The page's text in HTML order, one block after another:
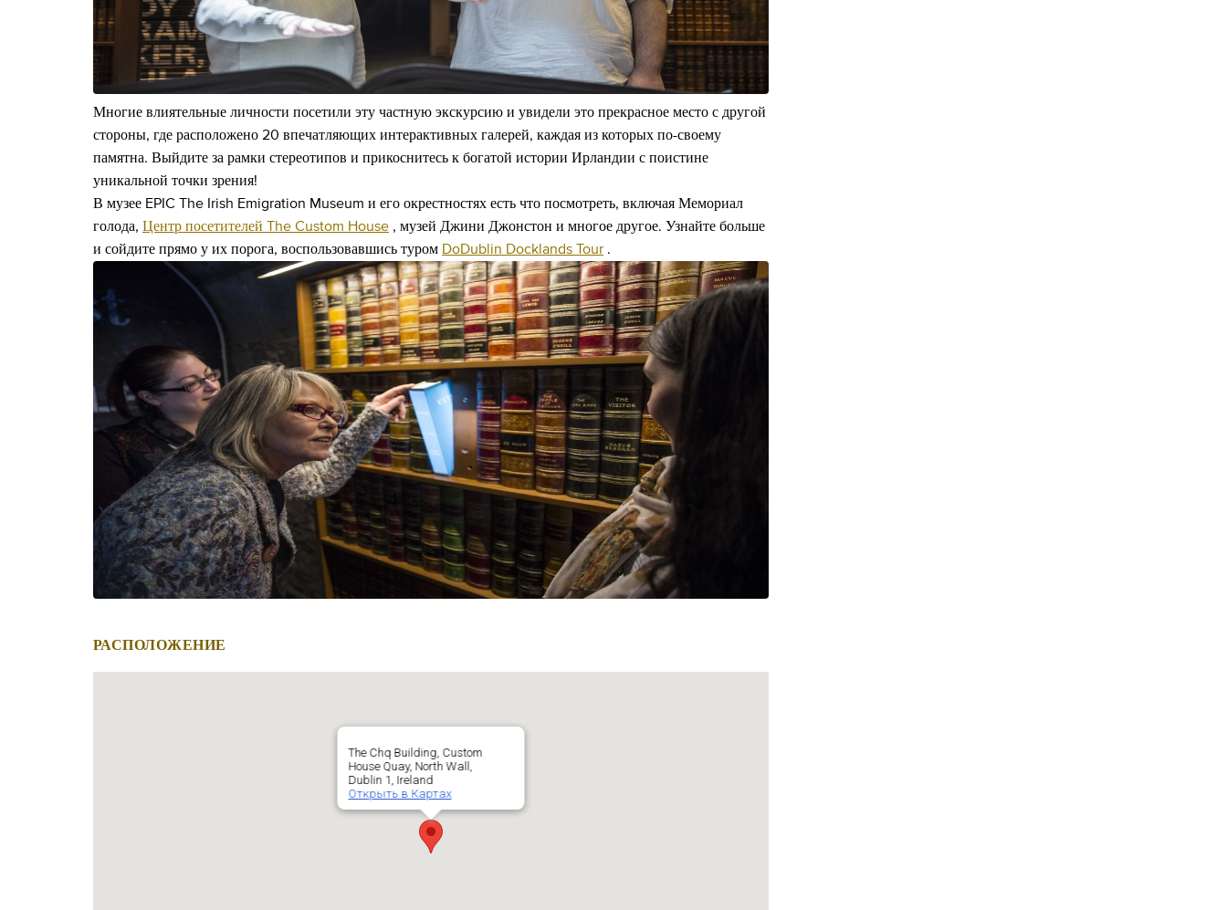
Многие влиятельные личности посетили эту частную экскурсию и увидели это прекрасное место с другой
стороны, где расположено 20 впечатляющих интерактивных галерей, каждая из которых по-своему
памятна. Выйдите за рамки стереотипов и прикоснитесь к богатой истории Ирландии с поистине
уникальной точки зрения!
В музее EPIC The Irish Emigration Museum и его окрестностях есть что посмотреть, включая Мемориал
голода, Центр посетителей The Custom House , музей Джини Джонстон и многое другое. Узнайте больше
и сойдите прямо у их порога, воспользовавшись туром DoDublin Docklands Tour .
РАСПОЛОЖЕНИЕ
The Chq Building, Custom
House Quay, North Wall,
Dublin 1, Ireland
Открыть в Картах